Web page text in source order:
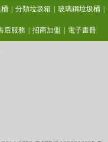
| 分類垃圾箱 | 玻璃鋼垃圾桶 |
后服務 | 招商加盟 | 電子畫冊